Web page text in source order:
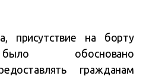
присутствие на борту
обосновано
гражданам